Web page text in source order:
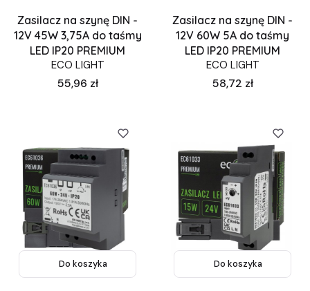
Zasilacz na szynę DIN -
12V 45W 3,75A do taśmy
LED IP20 PREMIUM
ECO LIGHT
Cena
55,96 zł
Zasilacz na szynę DIN -
12V 60W 5A do taśmy
LED IP20 PREMIUM
ECO LIGHT
Cena
58,72 zł
Do koszyka Do koszyka